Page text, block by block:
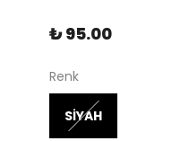
₺ 95.00
Renk
SİYAH